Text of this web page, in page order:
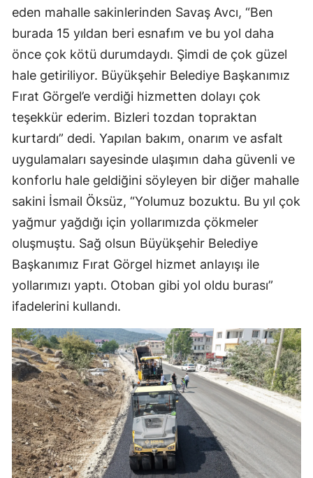
eden mahalle sakinlerinden Savaş Avcı, “Ben
burada 15 yıldan beri esnafım ve bu yol daha
önce çok kötü durumdaydı. Şimdi de çok güzel
hale getiriliyor. Büyükşehir Belediye Başkanımız
Fırat Görgel’e verdiği hizmetten dolayı çok
teşekkür ederim. Bizleri tozdan topraktan
kurtardı” dedi. Yapılan bakım, onarım ve asfalt
uygulamaları sayesinde ulaşımın daha güvenli ve
konforlu hale geldiğini söyleyen bir diğer mahalle
sakini İsmail Öksüz, “Yolumuz bozuktu. Bu yıl çok
yağmur yağdığı için yollarımızda çökmeler
oluşmuştu. Sağ olsun Büyükşehir Belediye
Başkanımız Fırat Görgel hizmet anlayışı ile
yollarımızı yaptı. Otoban gibi yol oldu burası”
ifadelerini kullandı.